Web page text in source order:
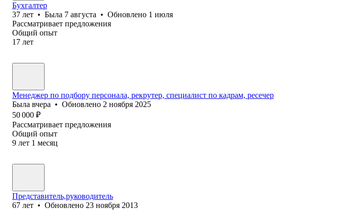
Бухгалтер
37 лет • Была 7 августа • Обновлено 1 июля
Рассматривает предложения
Общий опыт
17 лет
Менеджер по подбору персонала, рекрутер, специалист по кадрам, ресечер
Была вчера • Обновлено 2 ноября 2025
50 000 ₽
Рассматривает предложения
Общий опыт
9 лет 1 месяц
Представитель,руководитель
67 лет • Обновлено 23 ноября 2013